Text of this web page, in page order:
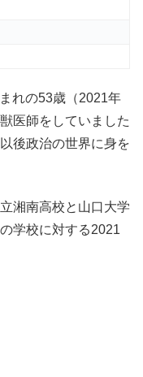
れの53歳（2021年
医師をしていました
後政治の世界に身を
湘南高校と山口大学
学校に対する2021